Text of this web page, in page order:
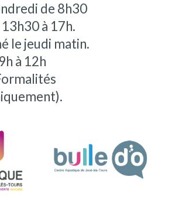
de 8h30
à 17h.
le jeudi matin.
à 12h